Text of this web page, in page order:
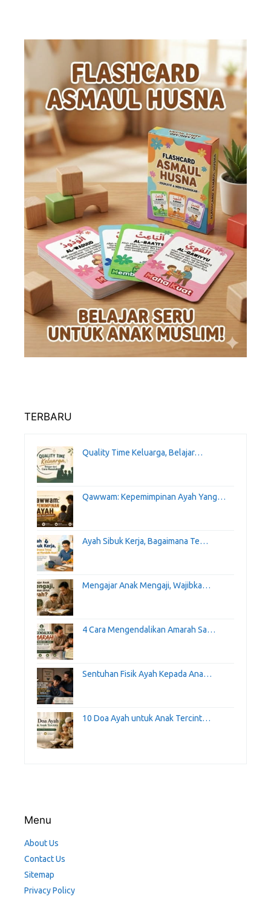
TERBARU
Quality Time Keluarga, Belajar…
Qawwam: Kepemimpinan Ayah Yang…
Ayah Sibuk Kerja, Bagaimana Te…
Mengajar Anak Mengaji, Wajibka…
4 Cara Mengendalikan Amarah Sa…
Sentuhan Fisik Ayah Kepada Ana…
10 Doa Ayah untuk Anak Tercint…
Menu
About Us
Contact Us
Sitemap
Privacy Policy